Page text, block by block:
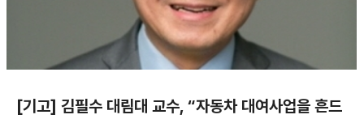
[기고] 김필수 대림대 교수, “자동차 대여사업을 흔드